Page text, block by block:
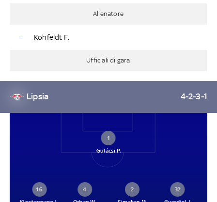
Allenatore
- Kohfeldt F.
Ufficiali di gara
Lipsia 4-2-3-1
1
Gulácsi P.
16
4
2
32